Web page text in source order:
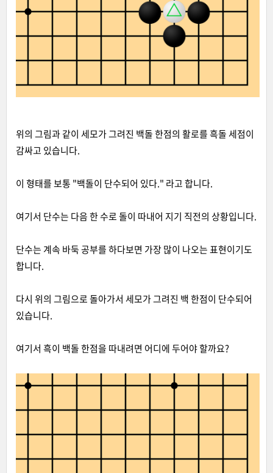
위의 그림과 같이 세모가 그려진 백돌 한점의 활로를 흑돌 세점이
감싸고 있습니다.
이 형태를 보통 "백돌이 단수되어 있다." 라고 합니다.
여기서 단수는 다음 한 수로 돌이 따내어 지기 직전의 상황입니다.
단수는 계속 바둑 공부를 하다보면 가장 많이 나오는 표현이기도
합니다.
다시 위의 그림으로 돌아가서 세모가 그려진 백 한점이 단수되어
있습니다.
여기서 흑이 백돌 한점을 따내려면 어디에 두어야 할까요?